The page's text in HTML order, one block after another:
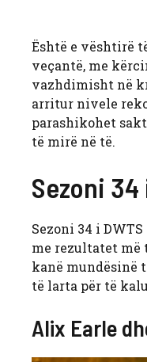
Është e vështirë
veçantë, me
vazhdimisht në
arritur nivele
parashikohet
të mirë në të.
Sezoni
Sezoni 34 i
me rezultatet më
kanë mundësinë
të larta për të
Alix Earle